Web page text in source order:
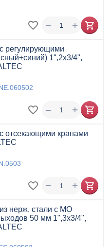
+
−
регулирующими
1",2x3/4",
+
−
отсекающими кранами
+
−
нерж. стали с МО
50 мм 1",3x3/4",